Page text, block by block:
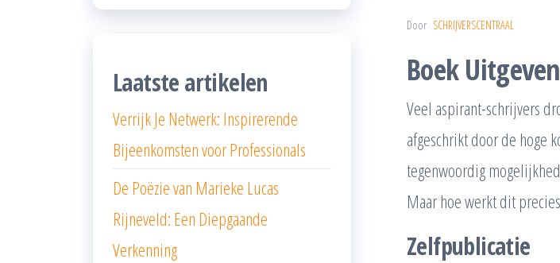
Door SCHRIJVERSCENTRAAL
Boek
Veel aspirant-schrijvers
afgeschrikt door de hoge
tegenwoordig
Maar hoe werkt dit
Zelfpublicatie
Laatste artikelen
Verrijk Je Netwerk: Inspirerende
Bijeenkomsten voor Professionals
De Poëzie van Marieke Lucas
Rijneveld: Een Diepgaande
Verkenning